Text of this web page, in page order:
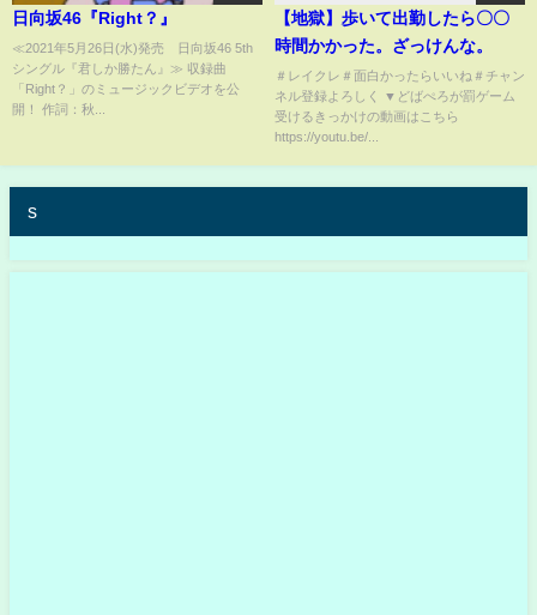
日向坂46『Right？』
≪2021年5月26日(水)発売 日向坂46 5th
シングル『君しか勝たん』≫ 収録曲
「Right？」のミュージックビデオを公
開！ 作詞：秋...
【地獄】歩いて出勤したら〇〇
時間かかった。ざっけんな。
＃レイクレ＃面白かったらいいね＃チャン
ネル登録よろしく ▼どばぺろが罰ゲーム
受けるきっかけの動画はこちら
https://youtu.be/...
s